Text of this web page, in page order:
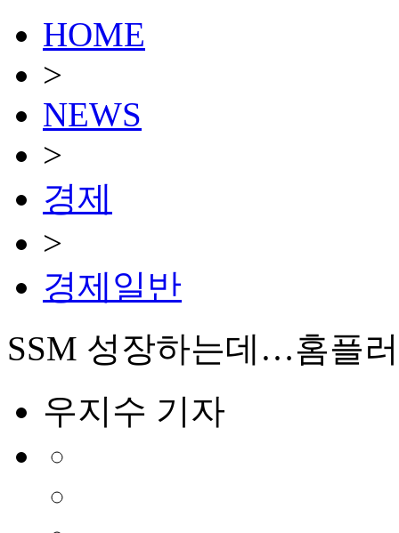
HOME
>
NEWS
>
경제
>
경제일반
SSM 성장하는데…홈플
우지수 기자